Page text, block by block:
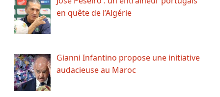
en quête de l’Algérie
Gianni Infantino propose une initiative
audacieuse au Maroc